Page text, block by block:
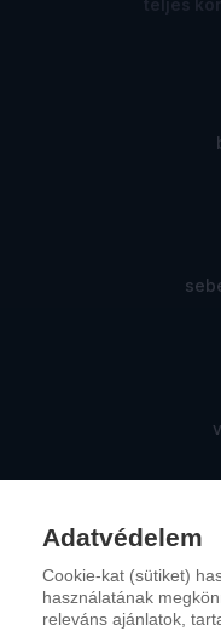
Adatvédelem
Cookie-kat (sütiket)
használatának
releváns ajánlatok,